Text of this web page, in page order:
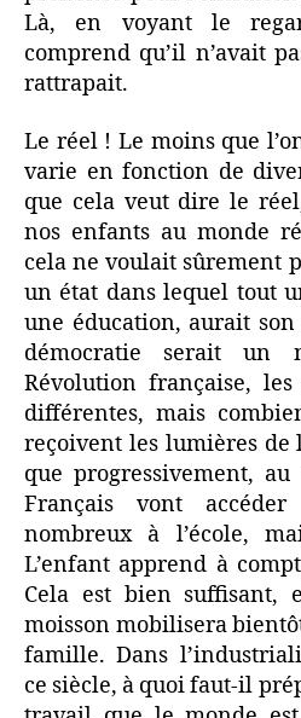
Là, en voyant le
comprend qu’il n’avait
rattrapait.
Le réel ! Le moins que
varie en fonction de
que cela veut dire le
nos enfants au monde
cela ne voulait sûrement
un état dans lequel tout
une éducation, aurait
démocratie serait un
Révolution française,
différentes, mais
reçoivent les lumières de
que progressivement,
Français vont
nombreux à l’école,
L’enfant apprend à
Cela est bien suffisant,
moisson mobilisera
famille. Dans
ce siècle, à quoi faut-il